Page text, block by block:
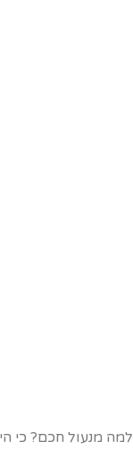
מנעול חכם? כי